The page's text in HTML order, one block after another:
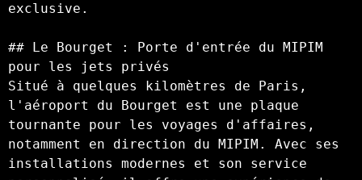
exclusive.
## Le Bourget : Porte d'entrée du MIPIM
pour les jets privés
Situé à quelques kilomètres de Paris,
l'aéroport du Bourget est une plaque
tournante pour les voyages d'affaires,
notamment en direction du MIPIM. Avec ses
installations modernes et son service